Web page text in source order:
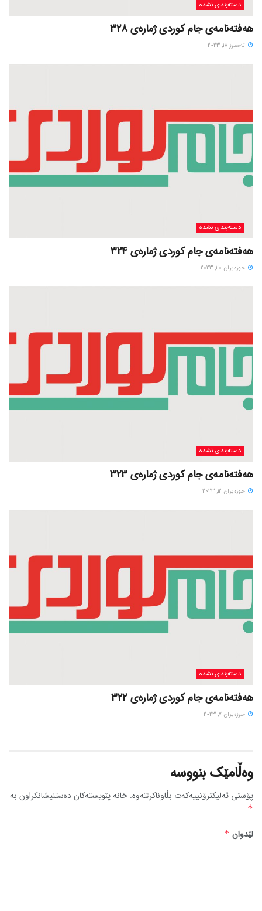
دسته‌بندی نشده
هەفتەنامەی جام کوردی ژمارەی 328
ته‌مموز 18, 2023
دسته‌بندی نشده
هەفتەنامەی جام کوردی ژمارەی 324
حوزه‌یران 20, 2023
دسته‌بندی نشده
هەفتەنامەی جام کوردی ژمارەی 323
حوزه‌یران 12, 2023
دسته‌بندی نشده
هەفتەنامەی جام کوردی ژمارەی 322
حوزه‌یران 7, 2023
وەڵامێک بنووسە
پۆستی ئەلیکترۆنییەکەت بڵاوناکرێتەوە. خانە پێویستەکان دەستنیشانکراون بە
*
لێدوان *